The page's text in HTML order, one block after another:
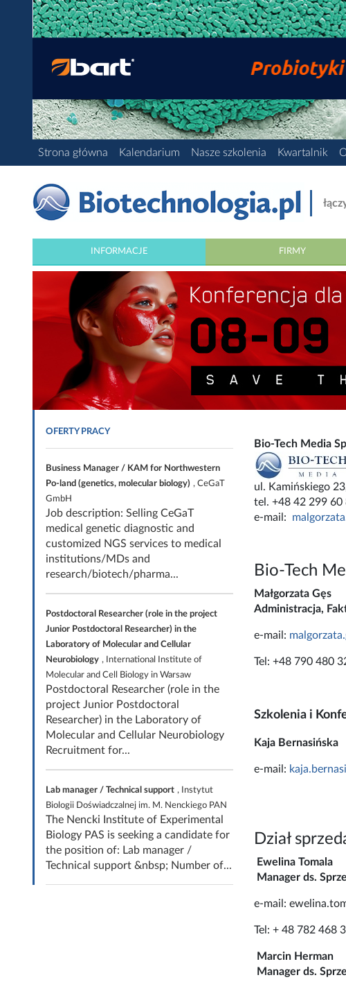
Strona główna Kalendarium Nasze szkolenia Kwartalnik
INFORMACJE FIRMY
OFERTY PRACY
Business Manager / KAM for Northwestern
Po-land (genetics, molecular biology) , CeGaT
GmbH
Job description: Selling CeGaT
medical genetic diagnostic and
customized NGS services to medical
institutions/MDs and
research/biotech/pharma...
Postdoctoral Researcher (role in the project
Junior Postdoctoral Researcher) in the
Laboratory of Molecular and Cellular
Neurobiology , International Institute of
Molecular and Cell Biology in Warsaw
Postdoctoral Researcher (role in the
project Junior Postdoctoral
Researcher) in the Laboratory of
Molecular and Cellular Neurobiology
Recruitment for...
Lab manager / Technical support , Instytut
Biologii Doświadczalnej im. M. Nenckiego PAN
The Nencki Institute of Experimental
Biology PAS is seeking a candidate for
the position of: Lab manager /
Technical support &nbsp; Number of...
Bio-Tech Media
ul. Kamińskiego
tel. +48 42 299 60
e-mail:
Bio-Tech
Małgorzata Gęs
Administracja,
e-mail:
Tel: +48 790 480
Szkolenia i
Kaja Bernasińska
e-mail:
Dział
Ewelina Tomala
Manager ds.
e-mail:
Tel: + 48 782 468
Marcin Herman
Manager ds.